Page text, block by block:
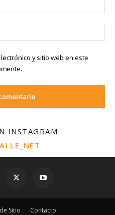
INSTAGRAM
Sitio Contacto